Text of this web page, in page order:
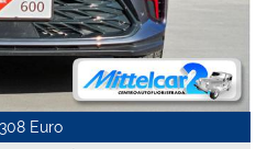
Euro